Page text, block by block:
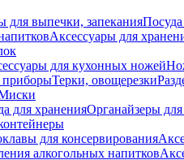
для выпечки, запеканияПосуда
Аксессуары для
для кухонных ножей
Терки, овощерезки
для храненияОрганайзеры
для консервирования
алкогольных напитков